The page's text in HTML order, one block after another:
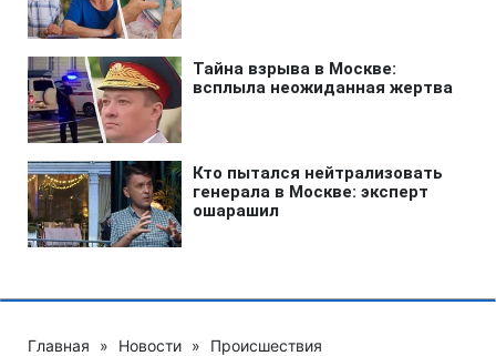
Главная » Новости » Происшествия